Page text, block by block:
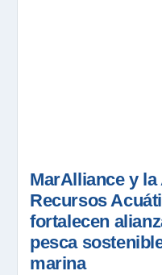
MarAlliance y
Recursos
fortalecen
pesca
marina